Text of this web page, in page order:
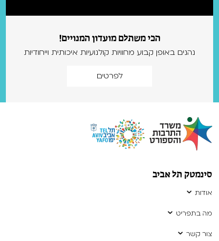
הכי משתלם מועדון המנויים!
נהנים באופן קבוע מחוויות קולנועיות איכותית וייחודיות
לפרטים
סינמטק תל אביב
אודות
מה בתפריט
צור קשר